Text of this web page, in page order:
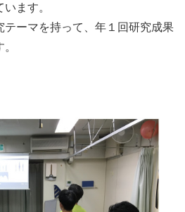
ます。
テーマを持って、年１回研究成果